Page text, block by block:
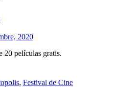
2020
20 películas gratis.
, Festival de Cine